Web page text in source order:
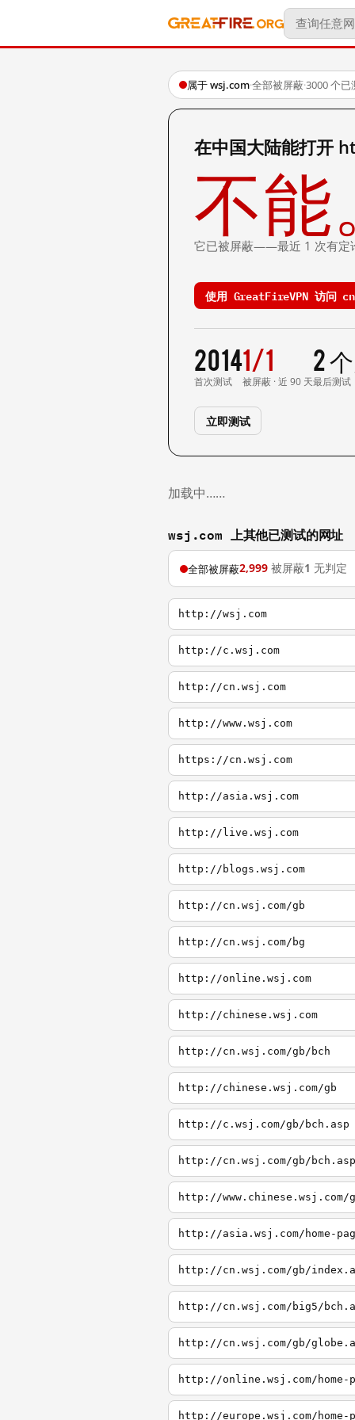
属于 wsj.com·全部被屏蔽·3000 个已
在中国大陆能打开
不能
它已被屏蔽——最近 1 次有定
使用 GreatFireVPN 访问
2014
首次测试
1/1
被屏蔽 · 近 90 天
2
最后测试
立即测试
加载中……
wsj.com 上其他已测试的网址
全部被屏蔽2,999 被屏蔽1 无判定
http://wsj.com
http://c.wsj.com
http://cn.wsj.com
http://www.wsj.com
https://cn.wsj.com
http://asia.wsj.com
http://live.wsj.com
http://blogs.wsj.com
http://cn.wsj.com/gb
http://cn.wsj.com/bg
http://online.wsj.com
http://chinese.wsj.com
http://cn.wsj.com/gb/bch
http://chinese.wsj.com/gb
http://c.wsj.com/gb/bch.asp
http://cn.wsj.com/gb/bch.asp
http://www.chinese.wsj.com/
http://asia.wsj.com/home-
http://cn.wsj.com/gb/
http://cn.wsj.com/big5/
http://cn.wsj.com/gb/
http://online.wsj.com/home-
http://europe.wsj.com/home-